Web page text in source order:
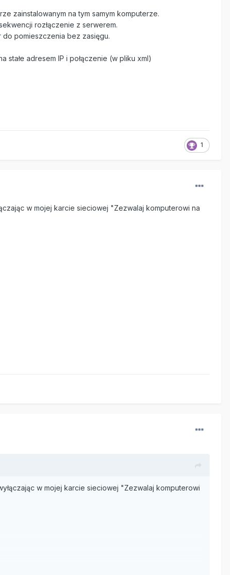
zainstalowanym na tym samym komputerze.
rozłączenie z serwerem.
do pomieszczenia bez zasięgu.
stałe adresem IP i połączenie (w pliku xml)
1
w mojej karcie sieciowej "Zezwalaj komputerowi na
w mojej karcie sieciowej "Zezwalaj komputerowi